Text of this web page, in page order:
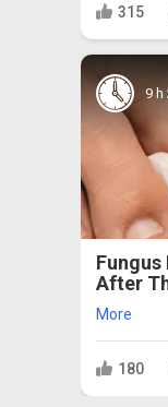
315
9 h
Fungus
After
More
180